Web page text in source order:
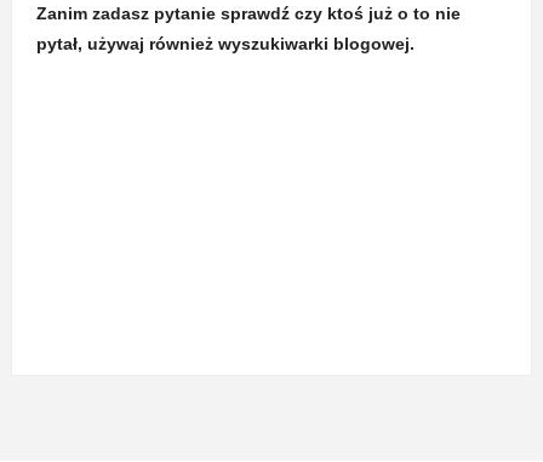
Zanim zadasz pytanie sprawdź czy ktoś już o to nie
pytał, używaj również wyszukiwarki blogowej.